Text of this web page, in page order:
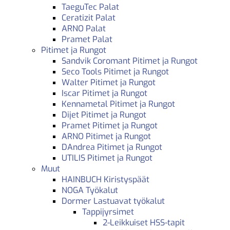
TaeguTec Palat
Ceratizit Palat
ARNO Palat
Pramet Palat
Pitimet ja Rungot
Sandvik Coromant Pitimet ja Rungot
Seco Tools Pitimet ja Rungot
Walter Pitimet ja Rungot
Iscar Pitimet ja Rungot
Kennametal Pitimet ja Rungot
Dijet Pitimet ja Rungot
Pramet Pitimet ja Rungot
ARNO Pitimet ja Rungot
DAndrea Pitimet ja Rungot
UTILIS Pitimet ja Rungot
Muut
HAINBUCH Kiristyspäät
NOGA Työkalut
Dormer Lastuavat työkalut
Tappijyrsimet
2-Leikkuiset HSS-tapit